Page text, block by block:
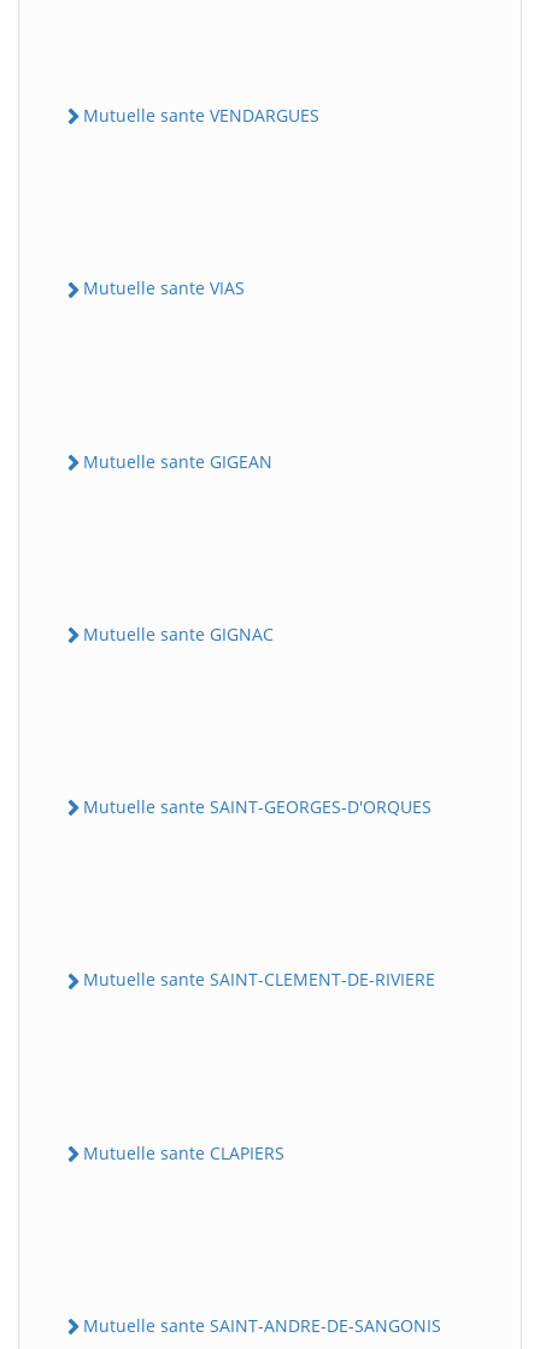
Mutuelle sante VENDARGUES
Mutuelle sante VIAS
Mutuelle sante GIGEAN
Mutuelle sante GIGNAC
Mutuelle sante SAINT-GEORGES-D'ORQUES
Mutuelle sante SAINT-CLEMENT-DE-RIVIERE
Mutuelle sante CLAPIERS
Mutuelle sante SAINT-ANDRE-DE-SANGONIS